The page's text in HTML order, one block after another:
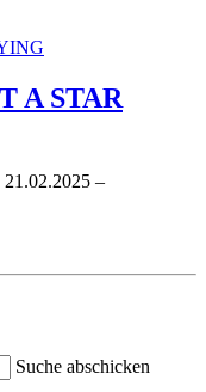
A STAR
–
Suche abschicken